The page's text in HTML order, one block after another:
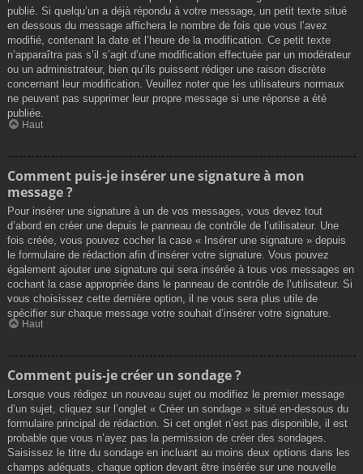
publié. Si quelqu’un a déjà répondu à votre message, un petit texte situé
en dessous du message affichera le nombre de fois que vous l’avez
modifié, contenant la date et l’heure de la modification. Ce petit texte
n’apparaîtra pas s’il s’agit d’une modification effectuée par un modérateur
ou un administrateur, bien qu’ils puissent rédiger une raison discrète
concernant leur modification. Veuillez noter que les utilisateurs normaux
ne peuvent pas supprimer leur propre message si une réponse a été
publiée.
Haut
Comment puis-je insérer une signature à mon
message ?
Pour insérer une signature à un de vos messages, vous devez tout
d’abord en créer une depuis le panneau de contrôle de l’utilisateur. Une
fois créée, vous pouvez cocher la case « Insérer une signature » depuis
le formulaire de rédaction afin d’insérer votre signature. Vous pouvez
également ajouter une signature qui sera insérée à tous vos messages en
cochant la case appropriée dans le panneau de contrôle de l’utilisateur. Si
vous choisissez cette dernière option, il ne vous sera plus utile de
spécifier sur chaque message votre souhait d’insérer votre signature.
Haut
Comment puis-je créer un sondage ?
Lorsque vous rédigez un nouveau sujet ou modifiez le premier message
d’un sujet, cliquez sur l’onglet « Créer un sondage » situé en-dessous du
formulaire principal de rédaction. Si cet onglet n’est pas disponible, il est
probable que vous n’ayez pas la permission de créer des sondages.
Saisissez le titre du sondage en incluant au moins deux options dans les
champs adéquats, chaque option devant être insérée sur une nouvelle